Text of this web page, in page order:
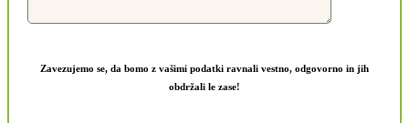
Zavezujemo se, da bomo z vašimi podatki ravnali vestno, odgovorno in jih
obdržali le zase!